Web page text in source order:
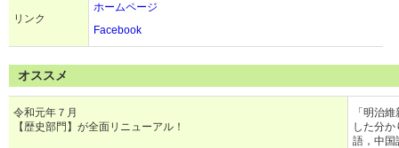
リンク
ホームページ
Facebook
オススメ
令和元年７月
【歴史部門】が全面リニューアル！
「明治
した分
語，中国